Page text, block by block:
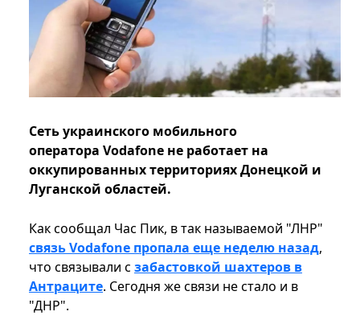
Сеть украинского мобильного
оператора Vodafone не работает на
оккупированных территориях Донецкой и
Луганской областей.
Как сообщал Час Пик, в так называемой "ЛНР"
связь Vodafone пропала еще неделю назад,
что связывали с забастовкой шахтеров в
Антраците. Сегодня же связи не стало и в
"ДНР".